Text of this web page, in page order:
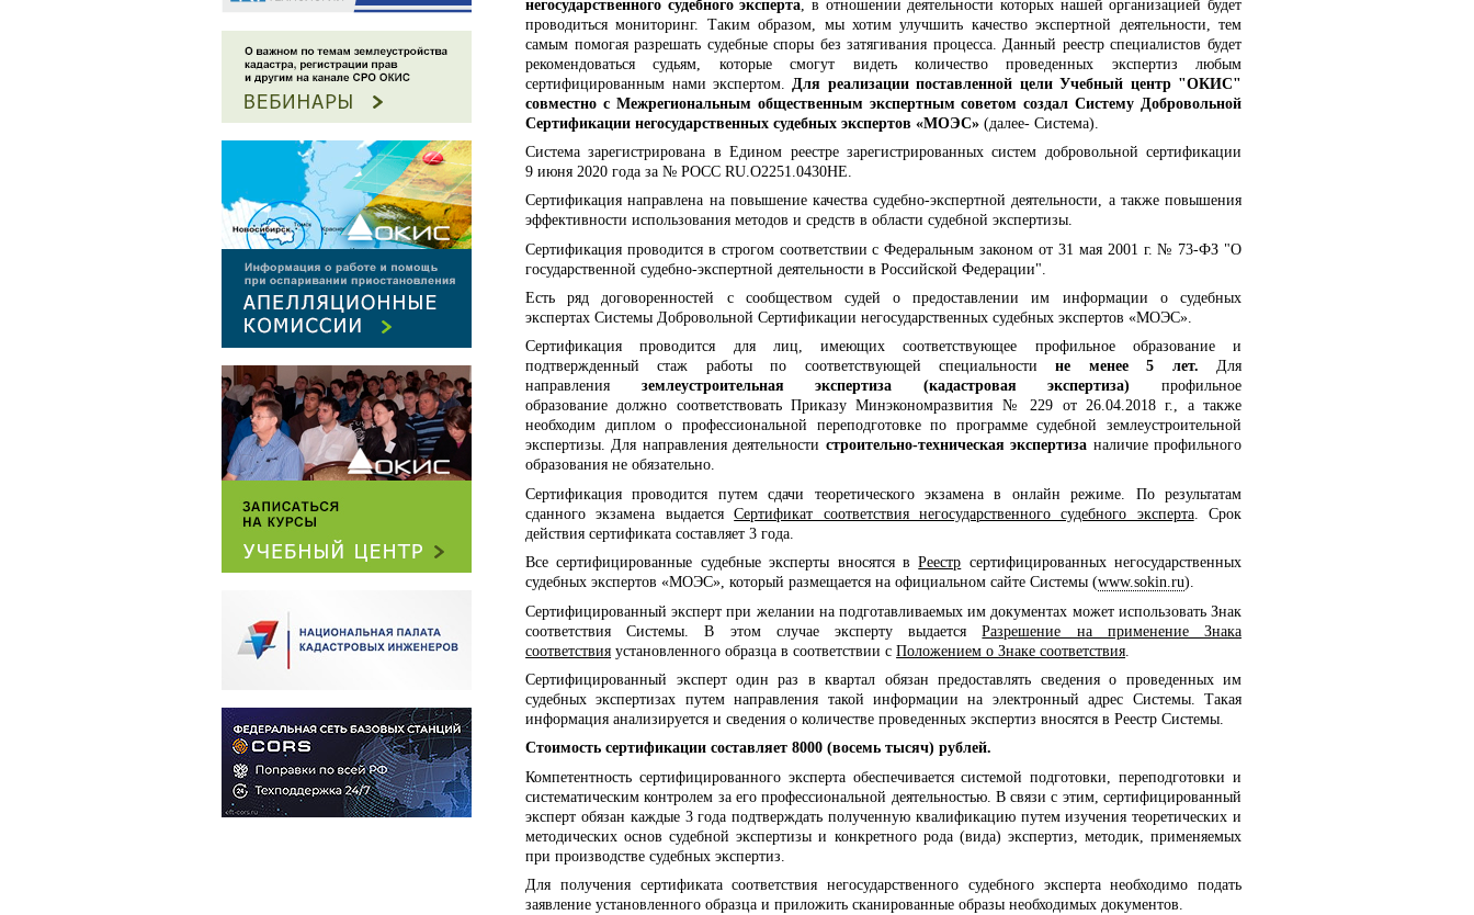
негосударственного судебного эксперта , в отношении деятельности которых нашей организацией будет
проводиться мониторинг. Таким образом, мы хотим улучшить качество экспертной деятельности, тем
самым помогая разрешать судебные споры без затягивания процесса. Данный реестр специалистов будет
рекомендоваться судьям, которые смогут видеть количество проведенных экспертиз любым
сертифицированным нами экспертом. Для реализации поставленной цели Учебный центр "ОКИС"
совместно с Межрегиональным общественным экспертным советом создал Систему Добровольной
Сертификации негосударственных судебных экспертов «МОЭС» (далее- Система).
Система зарегистрирована в Едином реестре зарегистрированных систем добровольной сертификации
9 июня 2020 года за № РОСС RU.О2251.0430НЕ.
Сертификация направлена на повышение качества судебно-экспертной деятельности, а также повышения
эффективности использования методов и средств в области судебной экспертизы.
Сертификация проводится в строгом соответствии с Федеральным законом от 31 мая 2001 г. № 73-ФЗ "О
государственной судебно-экспертной деятельности в Российской Федерации".
Есть ряд договоренностей с сообществом судей о предоставлении им информации о судебных
экспертах Системы Добровольной Сертификации негосударственных судебных экспертов «МОЭС».
Сертификация проводится для лиц, имеющих соответствующее профильное образование и
подтвержденный стаж работы по соответствующей специальностине менее 5 лет. Для
направления землеустроительная экспертиза (кадастровая экспертиза) профильное
образование должно соответствовать Приказу Минэкономразвития № 229 от 26.04.2018 г., а также
необходим диплом о профессиональной переподготовке по программе судебной землеустроительной
экспертизы. Для направления деятельности строительно-техническая экспертиза наличие профильного
образования не обязательно.
Сертификация проводится путем сдачи теоретического экзамена в онлайн режиме. По результатам
сданного экзамена выдаетсяСертификат соответствия негосударственного судебного эксперта. Срок
действия сертификата составляет 3 года.
Все сертифицированные судебные эксперты вносятся вРеестр сертифицированных негосударственных
судебных экспертов «МОЭС», который размещается на официальном сайте Системы (www.sokin.ru).
Сертифицированный эксперт при желании на подготавливаемых им документах может использовать Знак
соответствия Системы. В этом случае эксперту выдаетсяРазрешение на применение Знака
соответствия установленного образца в соответствии сПоложением о Знаке соответствия
Сертифицированный эксперт один раз в квартал обязан предоставлять сведения о проведенных им
судебных экспертизах путем направления такой информации на электронный адрес Системы. Такая
информация анализируется и сведения о количестве проведенных экспертиз вносятся в Реестр Системы.
Стоимость сертификации составляет 8000 (восемь тысяч) рублей.
Компетентность сертифицированного эксперта обеспечивается системой подготовки, переподготовки и
систематическим контролем за его профессиональной деятельностью. В связи с этим, сертифицированный
эксперт обязан каждые 3 года подтверждать полученную квалификацию путем изучения теоретических и
методических основ судебной экспертизы и конкретного рода (вида) экспертиз, методик, применяемых
при производстве судебных экспертиз.
Для получения сертификата соответствия негосударственного судебного эксперта необходимо подать
заявление установленного образца и приложить сканированные образы необходимых документов.